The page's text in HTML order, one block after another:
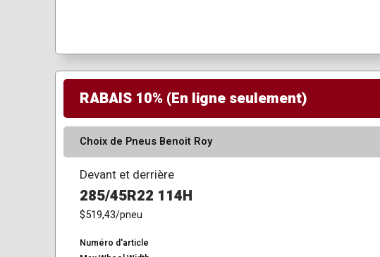
RABAIS 10% (En ligne seulement)
Choix de Pneus Benoit Roy
Devant et derrière
285/45R22 114H
$519,43/pneu
Numéro d'article